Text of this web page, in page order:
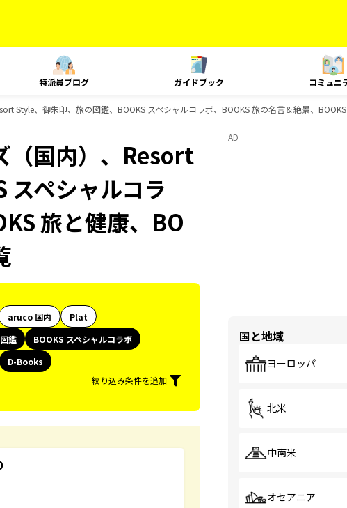
特派員ブログ ガイドブック コミュニ
Style、御朱印、旅の図鑑、BOOKS スペシャルコラボ、BOOKS 旅の名言＆絶景、
（国内）、Resort
ペシャルコラ
旅と健康、BO
aruco 国内
Plat
鑑
BOOKS スペシャルコラボ
D-Books
絞り込み条件を追加
AD
国と地域
ヨーロッパ
北米
中南米
オセアニア